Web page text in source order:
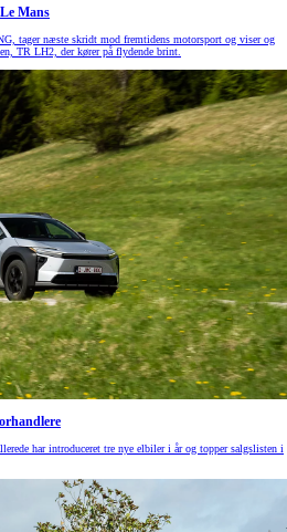
Mans
tager næste skridt mod fremtidens motorsport og viser og
TR LH2, der kører på flydende brint.
har introduceret tre nye elbiler i år og topper salgslisten i